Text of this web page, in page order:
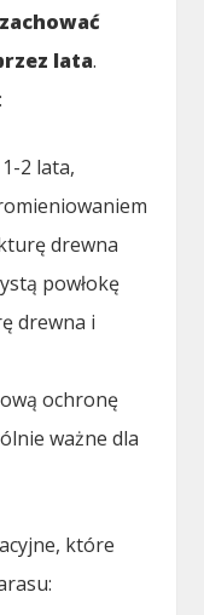
lata.
2 lata,
drewna
powłokę
drewna i
ochronę
ważne dla
które